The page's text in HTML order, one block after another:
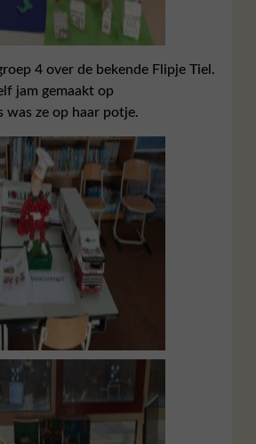
4 over de bekende Flipje Tiel.
jam gemaakt op
was ze op haar potje.